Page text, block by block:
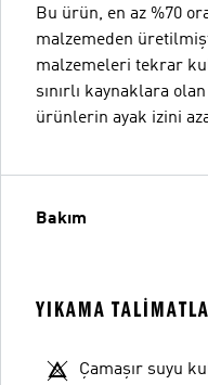
Bu ürün, en az %70
malzemeden
malzemeleri tekrar
sınırlı kaynaklara
ürünlerin ayak izini
Bakım
YIKAMA
Çamaşır suyu